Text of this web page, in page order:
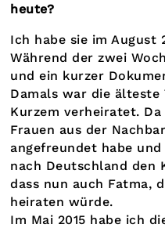
heute?
Ich habe sie im August
Während der zwei
und ein kurzer
Damals war die
Kurzem verheiratet.
Frauen aus der
angefreundet habe
nach Deutschland den
dass nun auch Fatma,
heiraten würde.
Im Mai 2015 habe ich